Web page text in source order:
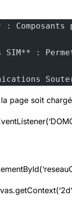
: Composants
SIM** :
page soit